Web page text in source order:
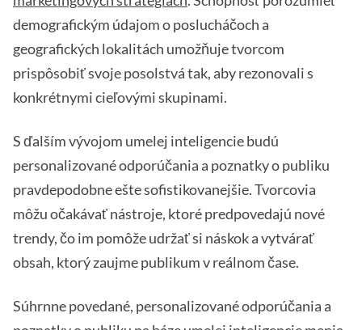
demografickým údajom o poslucháčoch a
geografických lokalitách umožňuje tvorcom
prispôsobiť svoje posolstvá tak, aby rezonovali s
konkrétnymi cieľovými skupinami.
S ďalším vývojom umelej inteligencie budú
personalizované odporúčania a poznatky o publiku
pravdepodobne ešte sofistikovanejšie. Tvorcovia
môžu očakávať nástroje, ktoré predpovedajú nové
trendy, čo im pomôže udržať si náskok a vytvárať
obsah, ktorý zaujme publikum v reálnom čase.
Súhrnne povedané, personalizované odporúčania a